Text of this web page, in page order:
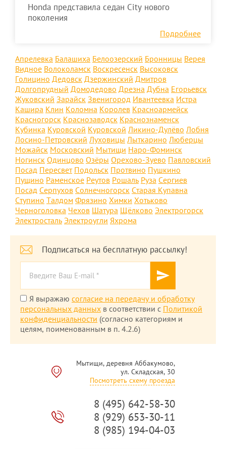
Honda представила седан City нового
поколения
Подробнее
Апрелевка Балашиха Белоозерский Бронницы Верея
Видное Волоколамск Воскресенск Высоковск
Голицино Дедовск Дзержинский Дмитров
Долгопрудный Домодедово Дрезна Дубна Егорьевск
Жуковский Зарайск Звенигород Ивантеевка Истра
Кашира Клин Коломна Королев Красноармейск
Красногорск Краснозаводск Краснознаменск
Кубинка Куровской Куровской Ликино-Дулёво Лобня
Лосино-Петровский Луховицы Лыткарино Люберцы
Можайск Московский Мытищи Наро-Фоминск
Ногинск Одинцово Озёры Орехово-Зуево Павловский
Посад Пересвет Подольск Протвино Пушкино
Пущино Раменское Реутов Рошаль Руза Сергиев
Посад Серпухов Солнечногорск Старая Купавна
Ступино Талдом Фрязино Химки Хотьково
Черноголовка Чехов Шатура Щёлково Электрогорск
Электросталь Электроугли Яхрома
Подписаться на бесплатную рассылку!
Я выражаю согласие на передачу и обработку
персональных данных в соответствии с Политикой
конфиденциальности (согласно категориям и
целям, поименованным в п. 4.2.6)
Мытищи, деревня Аббакумово,
ул. Складская, 30
Посмотреть схему проезда
8 (495) 642-58-30
8 (929) 653-30-11
8 (985) 194-04-03